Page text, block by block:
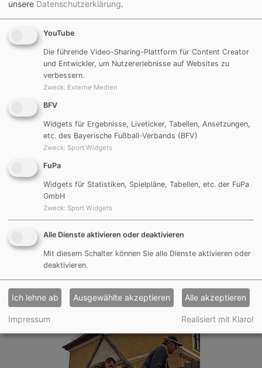
unsere Datenschutzerklärung.
YouTube
Die führende Video-Sharing-Plattform für Content Creator
und Entwickler, um Nutzererlebnisse auf Websites zu
verbessern.
Zweck: Externe Medien
BFV
Widgets für Ergebnisse, Liveticker, Tabellen, Ansetzungen,
etc. des Bayerische Fußball-Verbands (BFV)
Zweck: Sport Widgets
FuPa
Widgets für Statistiken, Spielpläne, Tabellen, etc. der FuPa
GmbH
Zweck: Sport Widgets
Alle Dienste aktivieren oder deaktivieren
Mit diesem Schalter können Sie alle Dienste aktivieren oder
deaktivieren.
Ich lehne ab Ausgewählte akzeptieren Alle akzeptieren
Impressum Realisiert mit Klaro!